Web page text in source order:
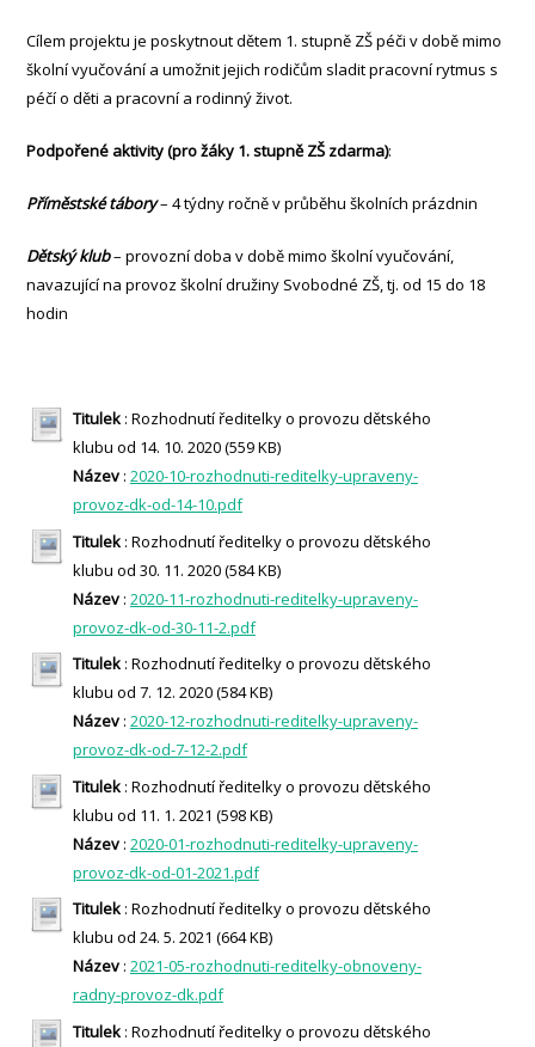
Cílem projektu je poskytnout dětem 1. stupně ZŠ péči v době mimo
školní vyučování a umožnit jejich rodičům sladit pracovní rytmus s
péčí o děti a pracovní a rodinný život.
Podpořené aktivity (pro žáky 1. stupně ZŠ zdarma):
Příměstské tábory– 4 týdny ročně v průběhu školních prázdnin
Dětský klub– provozní doba v době mimo školní vyučování,
navazující na provoz školní družiny Svobodné ZŠ, tj. od 15 do 18
hodin
Titulek: Rozhodnutí ředitelky o provozu dětského
klubu od 14. 10. 2020 (559 KB)
Název: 2020-10-rozhodnuti-reditelky-upraveny-
provoz-dk-od-14-10.pdf
Titulek: Rozhodnutí ředitelky o provozu dětského
klubu od 30. 11. 2020 (584 KB)
Název: 2020-11-rozhodnuti-reditelky-upraveny-
provoz-dk-od-30-11-2.pdf
Titulek: Rozhodnutí ředitelky o provozu dětského
klubu od 7. 12. 2020 (584 KB)
Název: 2020-12-rozhodnuti-reditelky-upraveny-
provoz-dk-od-7-12-2.pdf
Titulek: Rozhodnutí ředitelky o provozu dětského
klubu od 11. 1. 2021 (598 KB)
Název: 2020-01-rozhodnuti-reditelky-upraveny-
provoz-dk-od-01-2021.pdf
Titulek: Rozhodnutí ředitelky o provozu dětského
klubu od 24. 5. 2021 (664 KB)
Název: 2021-05-rozhodnuti-reditelky-obnoveny-
radny-provoz-dk.pdf
Titulek: Rozhodnutí ředitelky o provozu dětského